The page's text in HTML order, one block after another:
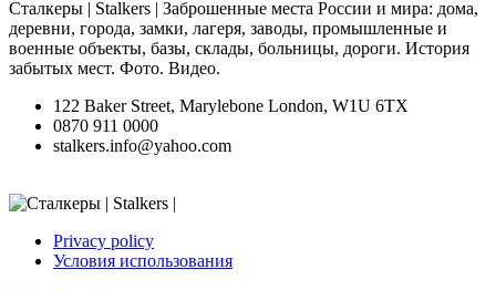
Сталкеры | Stalkers | Заброшенные места России и мира: дома,
деревни, города, замки, лагеря, заводы, промышленные и
военные объекты, базы, склады, больницы, дороги. История
забытых мест. Фото. Видео.
122 Baker Street, Marylebone London, W1U 6TX
0870 911 0000
stalkers.info@yahoo.com
Privacy policy
Условия использования